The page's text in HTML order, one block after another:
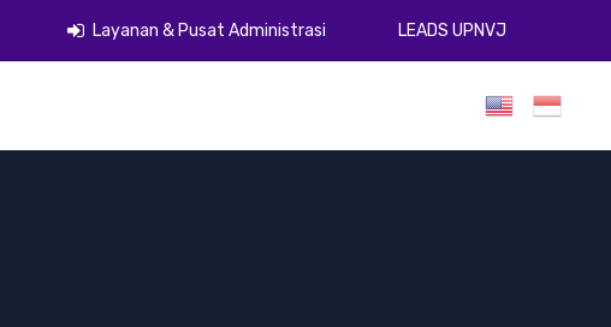
Layanan & Pusat Administrasi LEADS UPNVJ